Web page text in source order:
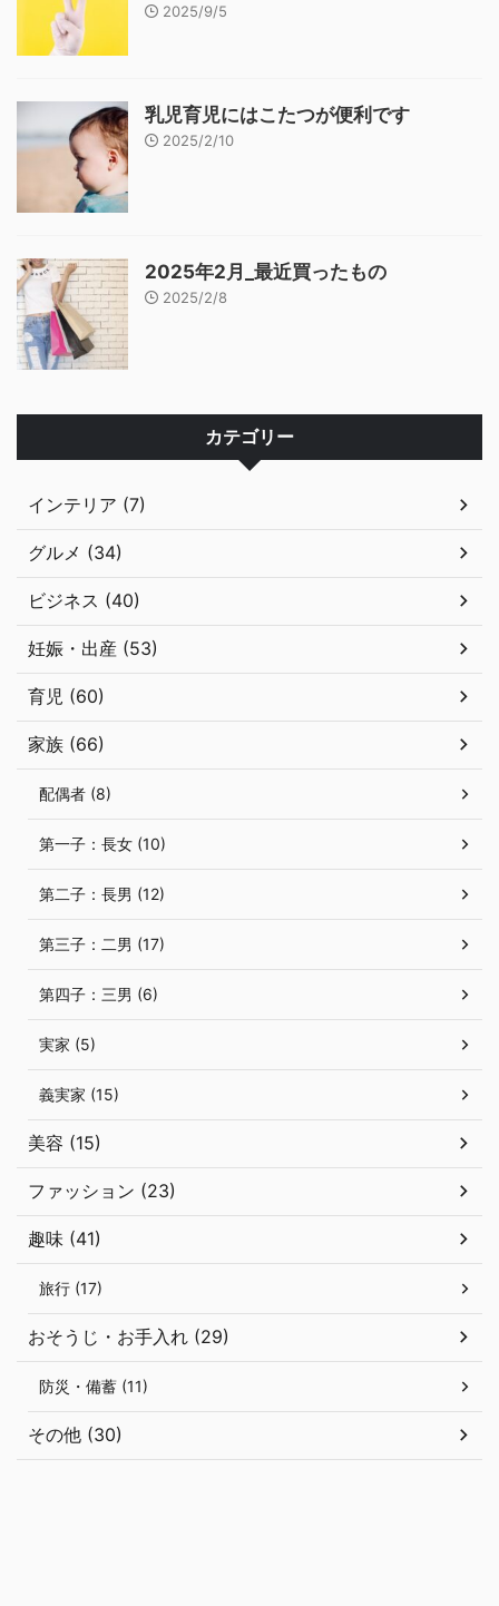
2025/9/5
乳児育児にはこたつが便利です
2025/2/10
2025年2月_最近買ったもの
2025/2/8
カテゴリー
インテリア (7)
グルメ (34)
ビジネス (40)
妊娠・出産 (53)
育児 (60)
家族 (66)
配偶者 (8)
第一子：長女 (10)
第二子：長男 (12)
第三子：二男 (17)
第四子：三男 (6)
実家 (5)
義実家 (15)
美容 (15)
ファッション (23)
趣味 (41)
旅行 (17)
おそうじ・お手入れ (29)
防災・備蓄 (11)
その他 (30)